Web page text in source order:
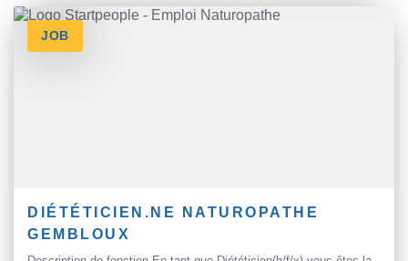
JOB
DIÉTÉTICIEN.NE NATUROPATHE
GEMBLOUX